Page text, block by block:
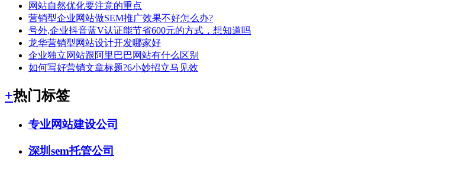
网站自然优化要注意的重点
营销型企业网站做SEM推广效果不好怎么办?
号外,企业抖音蓝V认证能节省600元的方式，想知道吗
龙华营销型网站设计开发哪家好
企业独立网站跟阿里巴巴网站有什么区别
如何写好营销文章标题?6小妙招立马见效
+热门标签
专业网站建设公司
深圳sem托管公司